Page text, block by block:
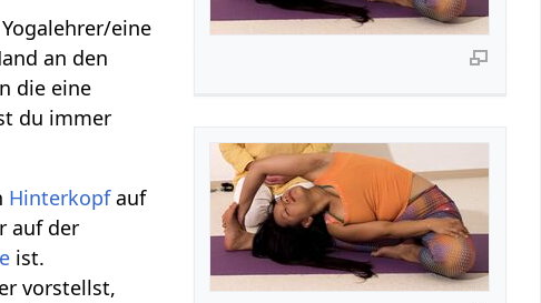
eine
an den
die eine
du immer
Hinterkopfauf
auf der
ist.
vorstellst,